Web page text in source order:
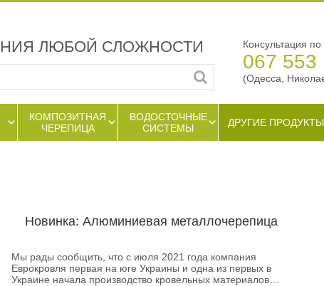
ЛЮБОЙ СЛОЖНОСТИ Консультация
067 553
(Одесса,
КОМПОЗИТНАЯ
ЧЕРЕПИЦА
ВОДОСТОЧНЫЕ
СИСТЕМЫ
ДРУГИЕ ПРОДУКТЫ
Новинка: Алюминиевая металлочерепица
Мы рады сообщить, что с июля 2021 года компания
Еврокровля первая на юге Украины и одна из первых в
Украине начала производство кровельных материалов…